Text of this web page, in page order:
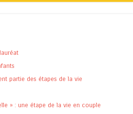
partie des étapes de la vie
» : une étape de la vie en couple